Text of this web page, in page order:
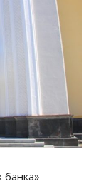
банка»